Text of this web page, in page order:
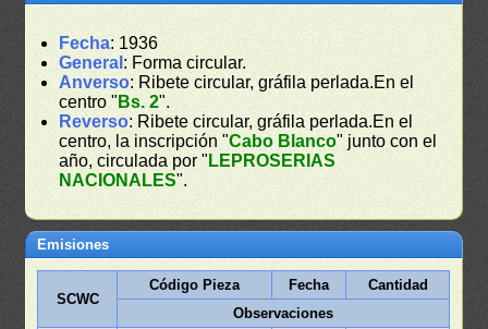
Fecha: 1936
General : Forma circular.
Anverso: Ribete circular, gráfila perlada.En el
centro " Bs. 2".
Reverso: Ribete circular, gráfila perlada.En el
centro, la inscripción "Cabo Blanco" junto con el
año, circulada por " LEPROSERIAS
NACIONALES".
Emisiones
SCWC
Código Pieza Fecha
Cantidad
Observaciones